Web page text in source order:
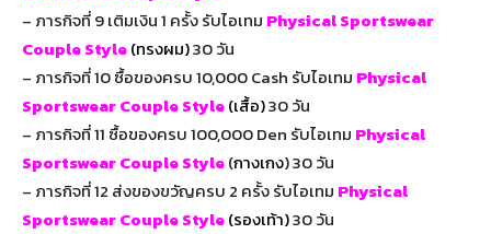
– ภารกิจที่ 9 เติมเงิน 1 ครั้ง รับไอเทม Physical Sportswear
Couple Style(ทรงผม)30 วัน
– ภารกิจที่ 10 ซื้อของครบ 10,000 Cash รับไอเทม Physical
Sportswear Couple Style(เสื้อ)30 วัน
– ภารกิจที่ 11 ซื้อของครบ 100,000 Den รับไอเทม Physical
Sportswear Couple Style(กางเกง) 30 วัน
– ภารกิจที่ 12 ส่งของขวัญครบ 2 ครั้ง รับไอเทม Physical
Sportswear Couple Style(รองเท้า)30 วัน